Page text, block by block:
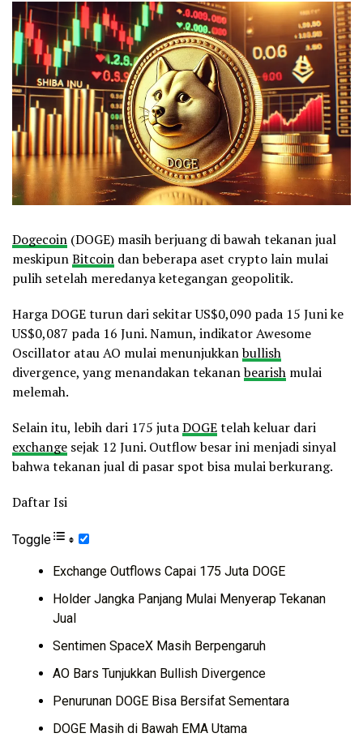
Dogecoin (DOGE) masih berjuang di bawah tekanan jual
meskipunBitcoin dan beberapa aset crypto lain mulai
pulih setelah meredanya ketegangan geopolitik.
Harga DOGE turun dari sekitar US$0,090 pada 15 Juni ke
US$0,087 pada 16 Juni. Namun, indikator Awesome
Oscillator atau AO mulai menunjukkanbullish
divergence, yang menandakan tekananbearish mulai
melemah.
Selain itu, lebih dari 175 jutaDOGEtelah keluar dari
exchange sejak 12 Juni. Outflow besar ini menjadi sinyal
bahwa tekanan jual di pasar spot bisa mulai berkurang.
Daftar Isi
Toggle
Exchange Outflows Capai 175 Juta DOGE
Holder Jangka Panjang Mulai Menyerap Tekanan
Jual
Sentimen SpaceX Masih Berpengaruh
AO Bars Tunjukkan Bullish Divergence
Penurunan DOGE Bisa Bersifat Sementara
DOGE Masih di Bawah EMA Utama